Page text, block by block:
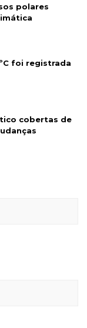
polares
foi registrada
cobertas de